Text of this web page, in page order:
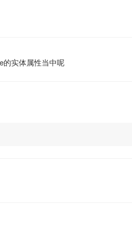
的实体属性当中呢